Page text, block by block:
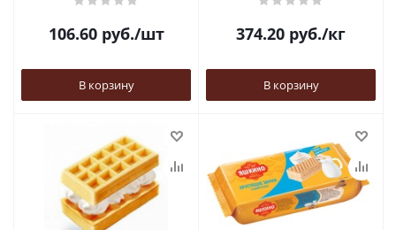
106.60руб./шт
В корзину
374.20 руб./кг
В корзину